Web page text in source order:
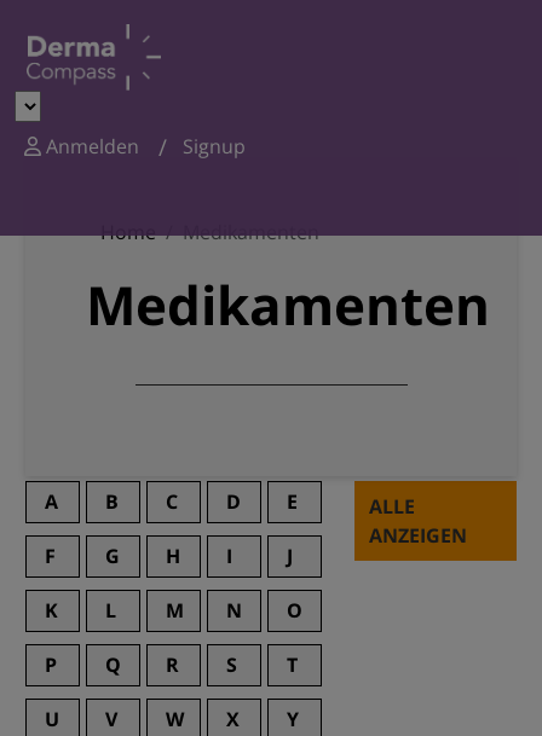
Anmelden Signup
Home Medikamenten
Medikamenten
A B C D E
F G H I J
K L M N O
P Q R S T
U V W X Y
ALLE
ANZEIGEN